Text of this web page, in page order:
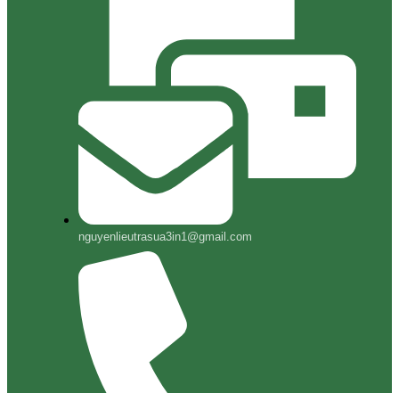
nguyenlieutrasua3in1@gmail.com